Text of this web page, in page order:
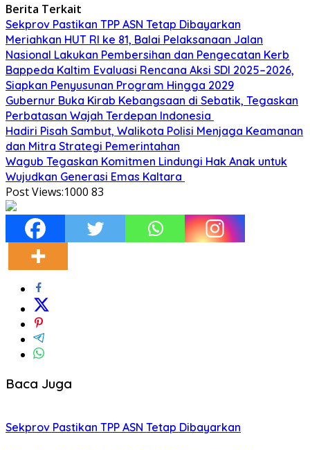
Berita Terkait
Sekprov Pastikan TPP ASN Tetap Dibayarkan
Meriahkan HUT RI ke 81, Balai Pelaksanaan Jalan
Nasional Lakukan Pembersihan dan Pengecatan Kerb
Bappeda Kaltim Evaluasi Rencana Aksi SDI 2025–2026,
Siapkan Penyusunan Program Hingga 2029
Gubernur Buka Kirab Kebangsaan di Sebatik, Tegaskan
Perbatasan Wajah Terdepan Indonesia
Hadiri Pisah Sambut, Walikota Polisi Menjaga Keamanan
dan Mitra Strategi Pemerintahan
Wagub Tegaskan Komitmen Lindungi Hak Anak untuk
Wujudkan Generasi Emas Kaltara
Post Views:1000 83
Baca Juga
Sekprov Pastikan TPP ASN Tetap Dibayarkan